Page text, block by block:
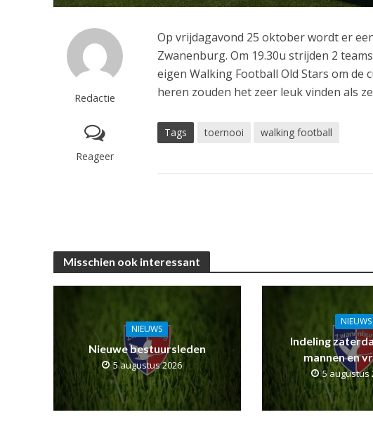
Redactie
Reageer
Op vrijdagavond 25 oktober wordt er
Zwanenburg. Om 19.30u strijden 2
eigen Walking Football Old Stars om de
heren zouden het zeer leuk vinden als
Tags toernooi walking football
Misschien ook interessant
NIEUWS
Nieuwe bestuursleden
5 augustus 2026
NIEUWS
Indeling
mannen en
5 augustus